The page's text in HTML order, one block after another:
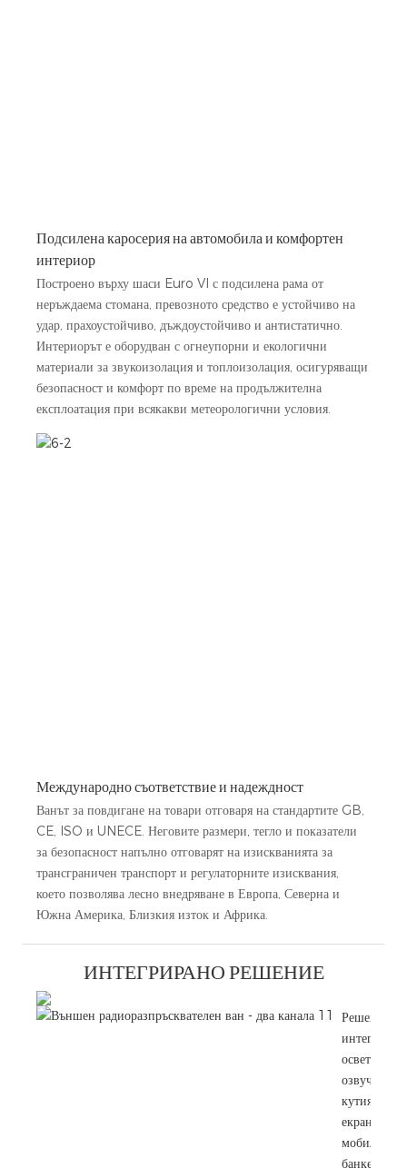
Подсилена каросерия на автомобила и комфортен
интериор
Построено върху шаси Euro VI с подсилена рама от
неръждаема стомана, превозното средство е устойчиво на
удар, прахоустойчиво, дъждоустойчиво и антистатично.
Интериорът е оборудван с огнеупорни и екологични
материали за звукоизолация и топлоизолация, осигуряващи
безопасност и комфорт по време на продължителна
експлоатация при всякакви метеорологични условия.
Международно съответствие и надеждност
Ванът за повдигане на товари отговаря на стандартите GB,
CE, ISO и UNECE. Неговите размери, тегло и показатели
за безопасност напълно отговарят на изискванията за
трансграничен транспорт и регулаторните изисквания,
което позволява лесно внедряване в Европа, Северна и
Южна Америка, Близкия изток и Африка.
ИНТЕГРИРАНО РЕШЕНИЕ
Решението,
осветление,
кутия и
екран,
мобилната
банкетна